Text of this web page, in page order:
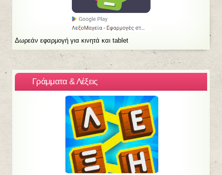
Δωρεάν εφαρμογή για κινητά και tablet
Γράμματα & Λέξεις